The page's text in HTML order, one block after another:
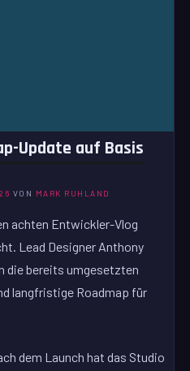
Update auf Basis
VON MARK RUHLAND
achten Entwickler-Vlog
Lead Designer Anthony
die bereits umgesetzten
langfristige Roadmap für
dem Launch hat das Studio